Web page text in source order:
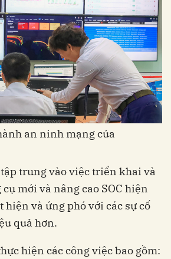
an ninh mạng của
trung vào việc triển khai và
mới và nâng cao SOC hiện
hiện và ứng phó với các sự cố
quả hơn.
hiện các công việc bao gồm: